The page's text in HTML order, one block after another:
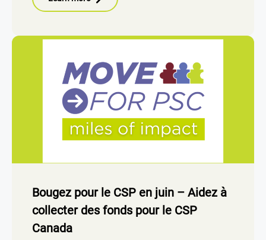
Bougez pour le CSP en juin – Aidez à
collecter des fonds pour le CSP
Canada